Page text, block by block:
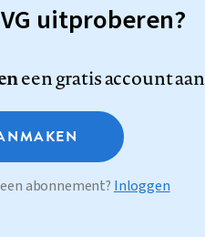
uitproberen?
een gratis account aan
abonnement? Inloggen